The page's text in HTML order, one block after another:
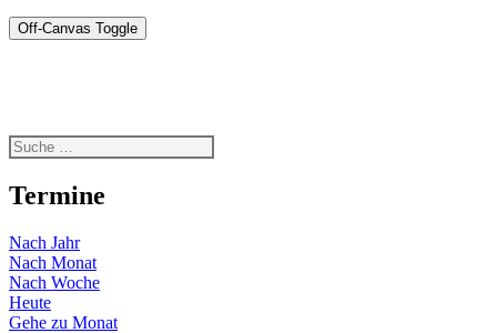
Off-Canvas Toggle
Termine
Nach Jahr
Nach Monat
Nach Woche
Heute
Gehe zu Monat